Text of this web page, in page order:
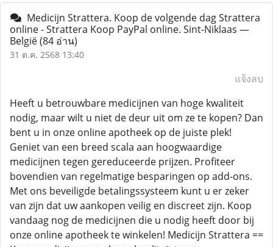
Medicijn Strattera. Koop de volgende dag Strattera
online - Strattera Koop PayPal online. Sint-Niklaas —
België(84 อ่าน)
31 ต.ค. 2568 13:40
แจ้งลบ
Heeft u betrouwbare medicijnen van hoge kwaliteit
nodig, maar wilt u niet de deur uit om ze te kopen? Dan
bent u in onze online apotheek op de juiste plek!
Geniet van een breed scala aan hoogwaardige
medicijnen tegen gereduceerde prijzen. Profiteer
bovendien van regelmatige besparingen op add-ons.
Met ons beveiligde betalingssysteem kunt u er zeker
van zijn dat uw aankopen veilig en discreet zijn. Koop
vandaag nog de medicijnen die u nodig heeft door bij
onze online apotheek te winkelen! Medicijn Strattera ==